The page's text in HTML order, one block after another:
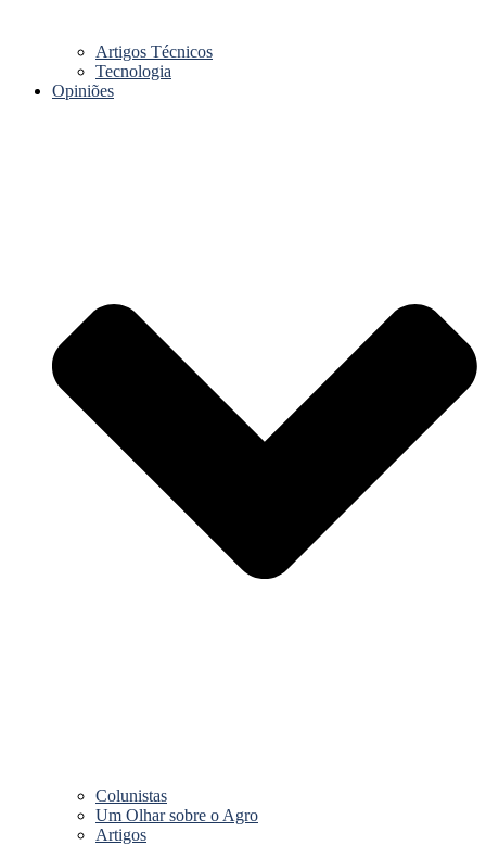
Artigos Técnicos
Tecnologia
Opiniões
Colunistas
Um Olhar sobre o Agro
Artigos